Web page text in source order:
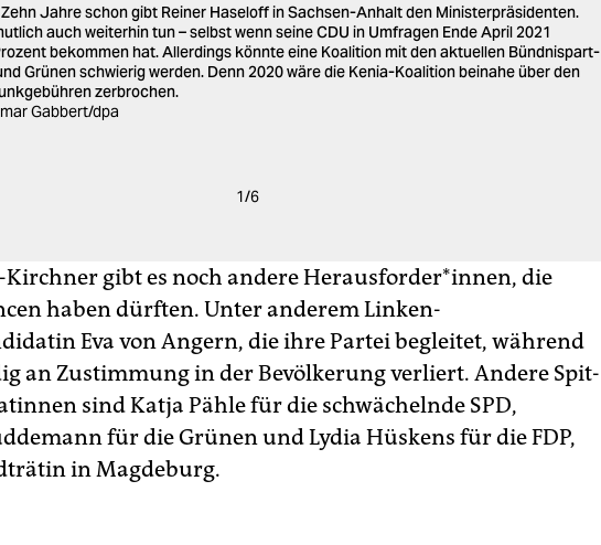
Jahre schon gibt Reiner Haseloff in Sachsen-Anhalt den Ministerpräsidenten.
auch weiterhin tun – selbst wenn seine CDU in Umfragen Ende April 2021
bekommen hat. Allerdings könnte eine Koalition mit den aktuellen Bünd­nis­part­
Grünen schwierig werden. Denn 2020 wäre die Kenia-Koalition beinahe über den
zerbrochen.
Gabbert/dpa
1/6
Kirchner gibt es noch andere Herausforder*innen, die
haben dürften. Unter anderem Linken-
Eva von Angern, die ihre Partei begleitet, während
an Zustimmung in der Bevölkerung verliert. Andere Spit­
sind Katja Pähle für die schwächelnde SPD,
für die Grünen und Lydia Hüskens für die FDP,
in Magdeburg.